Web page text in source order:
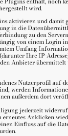
wird.
aktivieren und damit
in die
zu den
von einem Login
Umfang
Ihre IP-
Anbieter
Nutzerprofil auf
werden
außerdem dort
jederzeit
Anklicken
Einfluss auf die